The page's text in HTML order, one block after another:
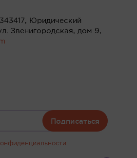
Юридический
Звенигородская, дом 9,
Подписаться